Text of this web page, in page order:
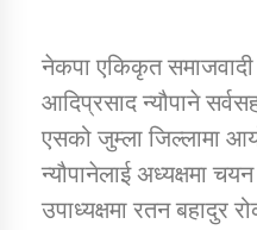
डिभिजन
नेकपा एकिकृत समाजवादी
आदिप्रसाद न्यौपाने
एसको जुम्ला जिल्लामा
न्यौपानेलाई अध्यक्षमा
उपाध्यक्षमा रतन बहादुर